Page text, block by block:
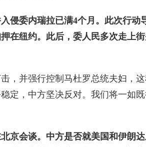
侵委内瑞拉已满4个月。此次行动
在纽约。此后，委人民多次走上街
，并强行控制马杜罗总统夫妇，
定，中方坚决反对。我们将一如
京会谈。中方是否就美国和伊朗